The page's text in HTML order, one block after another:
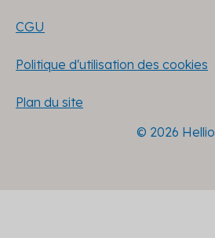
CGU
Politique d'utilisation des cookies
Plan du site
© 2026 Hellio